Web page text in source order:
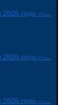
2026 года —...
2026 года —...
2026 года —...